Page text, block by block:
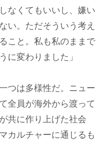
なくてもいいし、嫌い
い。ただそういう考え
こと。私も私のままで
に変わりました」
つは多様性だ。ニュー
全員が海外から渡って
共に作り上げた社会
カルチャーに通じるも